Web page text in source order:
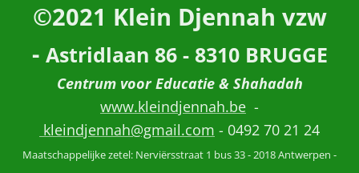
©2021 Klein Djennah vzw
- Astridlaan 86 - 8310 BRUGGE
Centrum voor Educatie & Shahadah
www.kleindjennah.be -
kleindjennah@gmail.com - 0492 70 21 24
Maatschappelijke zetel: Nerviërsstraat 1 bus 33 - 2018 Antwerpen -